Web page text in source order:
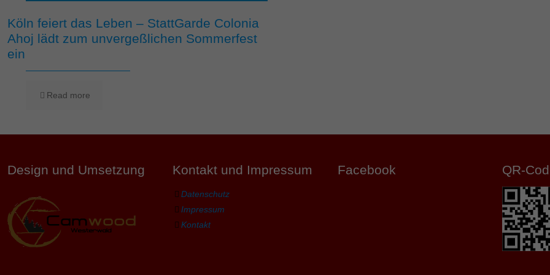
Köln feiert das Leben – StattGarde Colonia
Ahoj lädt zum unvergeßlichen Sommerfest
ein
Read more
Design und Umsetzung Kontakt und Impressum
Datenschutz
Impressum
Kontakt
Facebook QR-